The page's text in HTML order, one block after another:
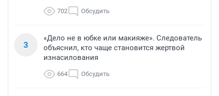
702 Обсудить
3
«Дело не в юбке или макияже». Следователь
объяснил, кто чаще становится жертвой
изнасилования
664 Обсудить